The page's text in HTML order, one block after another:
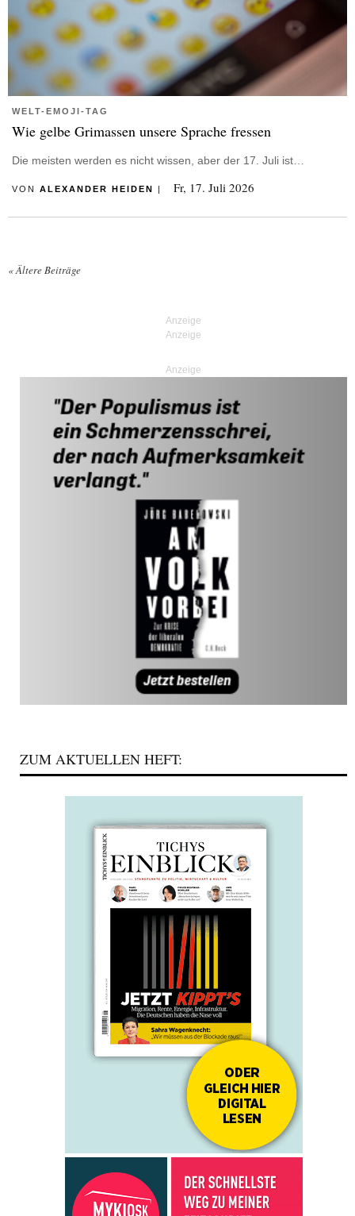
WELT-EMOJI-TAG
Wie gelbe Grimassen unsere Sprache fressen
Die meisten werden es nicht wissen, aber der 17. Juli ist…
VON ALEXANDER HEIDEN | Fr, 17. Juli 2026
«Ältere Beiträge
Anzeige
ZUM AKTUELLEN HEFT: